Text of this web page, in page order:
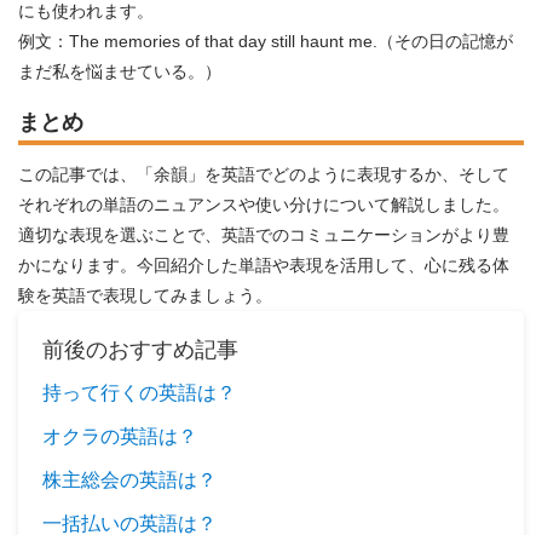
にも使われます。
例文：The memories of that day still haunt me.（その日の記憶が
まだ私を悩ませている。）
まとめ
この記事では、「余韻」を英語でどのように表現するか、そして
それぞれの単語のニュアンスや使い分けについて解説しました。
適切な表現を選ぶことで、英語でのコミュニケーションがより豊
かになります。今回紹介した単語や表現を活用して、心に残る体
験を英語で表現してみましょう。
前後のおすすめ記事
持って行くの英語は？
オクラの英語は？
株主総会の英語は？
一括払いの英語は？